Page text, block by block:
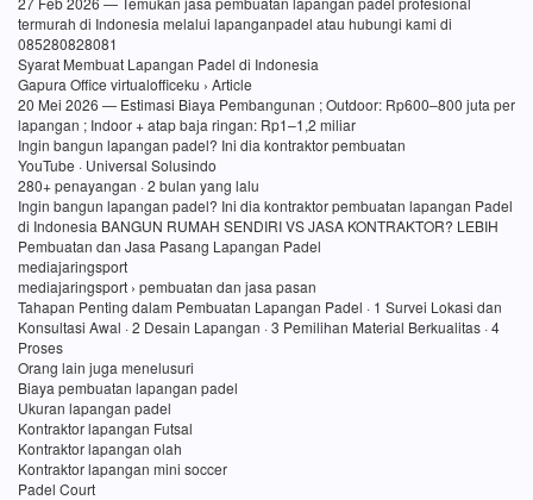
termurah di Indonesia melalui lapanganpadel atau hubungi kami di
085280828081
Syarat Membuat Lapangan Padel di Indonesia
Gapura Office virtualofficeku › Article
20 Mei 2026 — Estimasi Biaya Pembangunan ; Outdoor: Rp600–800 juta per
lapangan ; Indoor + atap baja ringan: Rp1–1,2 miliar
Ingin bangun lapangan padel? Ini dia kontraktor pembuatan
YouTube · Universal Solusindo
280+ penayangan · 2 bulan yang lalu
Ingin bangun lapangan padel? Ini dia kontraktor pembuatan lapangan Padel
di Indonesia BANGUN RUMAH SENDIRI VS JASA KONTRAKTOR? LEBIH
Pembuatan dan Jasa Pasang Lapangan Padel
mediajaringsport
mediajaringsport › pembuatan dan jasa pasan
Tahapan Penting dalam Pembuatan Lapangan Padel · 1 Survei Lokasi dan
Konsultasi Awal · 2 Desain Lapangan · 3 Pemilihan Material Berkualitas · 4
Proses
Orang lain juga menelusuri
Biaya pembuatan lapangan padel
Ukuran lapangan padel
Kontraktor lapangan Futsal
Kontraktor lapangan olah
Kontraktor lapangan mini soccer
Padel Court